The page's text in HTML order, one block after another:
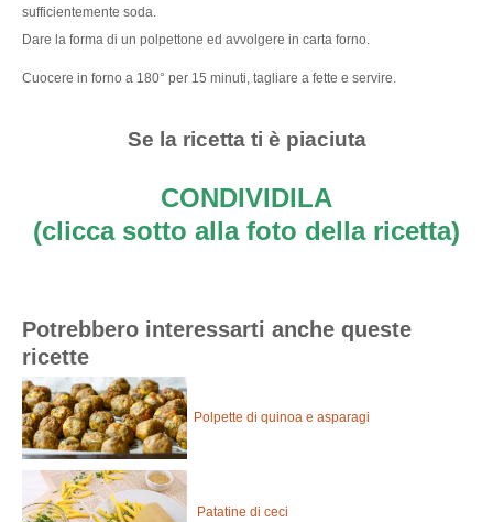
sufficientemente soda.
Dare la forma di un polpettone ed avvolgere in carta forno.
Cuocere in forno a 180° per 15 minuti, tagliare a fette e servire.
Se la ricetta ti è piaciuta
CONDIVIDILA
(clicca sotto alla foto della ricetta)
Potrebbero interessarti anche queste
ricette
Polpette di quinoa e asparagi
Patatine di ceci